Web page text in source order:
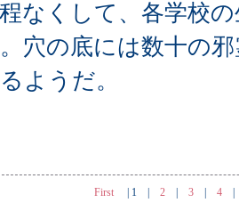
なくして、各学校の
穴の底には数十の
ようだ。
First| 1| 2| 3| 4